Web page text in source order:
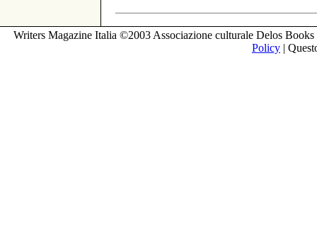
Writers Magazine Italia ©2003 Associazione culturale Delos
Policy |